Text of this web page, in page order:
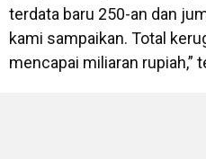
terdata baru 250-an dan
kami sampaikan. Total
mencapai miliaran rupiah,”